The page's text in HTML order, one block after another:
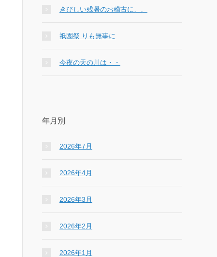
きびしい残暑のお稽古に、、
祇園祭 りも無事に
今夜の天の川は・・
年月別
2026年7月
2026年4月
2026年3月
2026年2月
2026年1月